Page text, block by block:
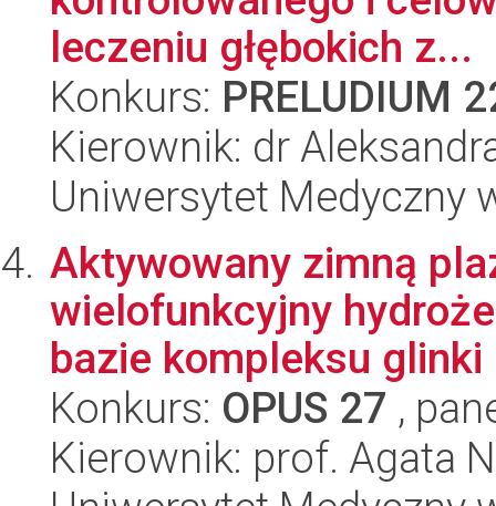
leczeniu głębokich z...
Konkurs: PRELUDIUM
Kierownik: dr
Uniwersytet Medyczny
Aktywowany zimną
wielofunkcyjny
bazie kompleksu glinki
Konkurs: OPUS 27 ,
Kierownik: prof. Agata